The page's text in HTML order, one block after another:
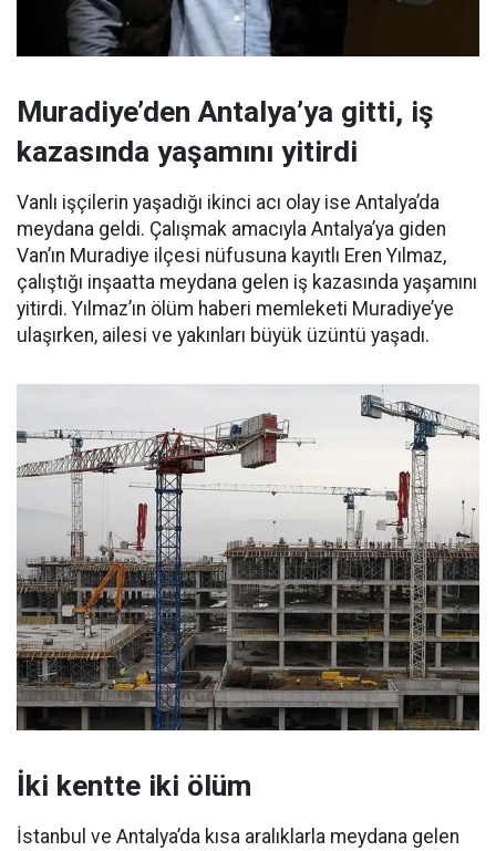
Muradiye’den Antalya’ya gitti, iş
kazasında yaşamını yitirdi
Vanlı işçilerin yaşadığı ikinci acı olay ise Antalya’da
meydana geldi. Çalışmak amacıyla Antalya’ya giden
Van’ın Muradiye ilçesi nüfusuna kayıtlı Eren Yılmaz,
çalıştığı inşaatta meydana gelen iş kazasında yaşamını
yitirdi. Yılmaz’ın ölüm haberi memleketi Muradiye’ye
ulaşırken, ailesi ve yakınları büyük üzüntü yaşadı.
İki kentte iki ölüm
İstanbul ve Antalya’da kısa aralıklarla meydana gelen